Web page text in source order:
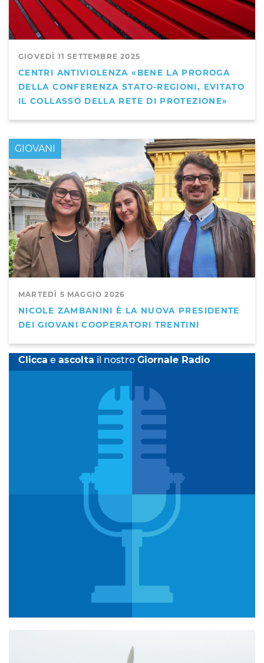
GIOVEDÌ 11 SETTEMBRE 2025
CENTRI ANTIVIOLENZA «BENE LA PROROGA
DELLA CONFERENZA STATO-REGIONI, EVITATO
IL COLLASSO DELLA RETE DI PROTEZIONE»
MARTEDÌ 5 MAGGIO 2026
NICOLE ZAMBANINI È LA NUOVA PRESIDENTE
DEI GIOVANI COOPERATORI TRENTINI
GIOVANI
Clicca e ascolta il nostro Giornale Radio